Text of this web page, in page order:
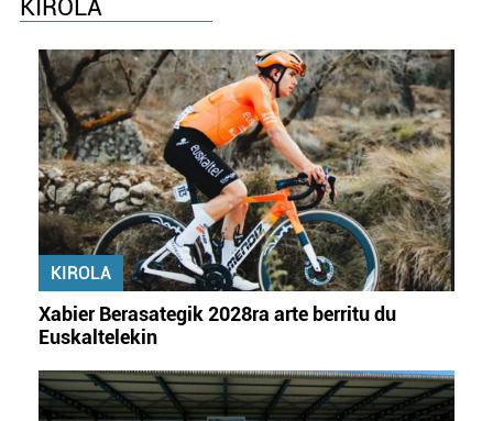
KIROLA
KIROLA
Xabier Berasategik 2028ra arte berritu du
Euskaltelekin